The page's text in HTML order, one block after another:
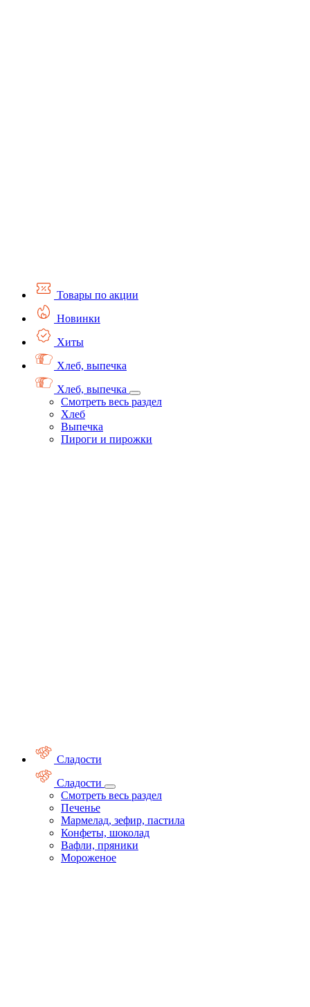
Товары по акции
Новинки
Хиты
Хлеб, выпечка
Хлеб, выпечка
Смотреть весь раздел
Хлеб
Выпечка
Пироги и пирожки
Сладости
Сладости
Смотреть весь раздел
Печенье
Мармелад, зефир, пастила
Конфеты, шоколад
Вафли, пряники
Мороженое